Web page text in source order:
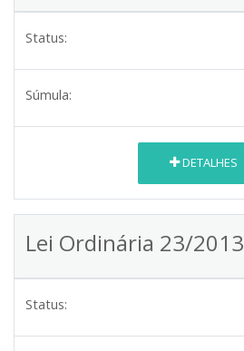
Status:
Súmula:
DETALHES
Lei Ordinária 23/2013
Status: